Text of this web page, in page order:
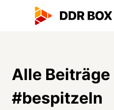
Alle Beiträge
#bespitzeln